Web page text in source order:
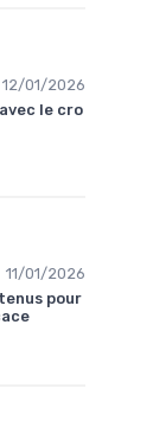
12/01/2026
le cro
11/01/2026
pour